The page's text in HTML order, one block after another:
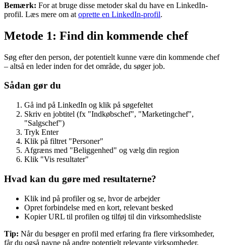
Bemærk: For at bruge disse metoder skal du have en LinkedIn-
profil. Læs mere om at oprette en LinkedIn-profil.
Metode 1: Find din kommende chef
Søg efter den person, der potentielt kunne være din kommende chef
– altså en leder inden for det område, du søger job.
Sådan gør du
Gå ind på LinkedIn og klik på søgefeltet
Skriv en jobtitel (fx "Indkøbschef", "Marketingchef",
"Salgschef")
Tryk Enter
Klik på filtret "Personer"
Afgræns med "Beliggenhed" og vælg din region
Klik "Vis resultater"
Hvad kan du gøre med resultaterne?
Klik ind på profiler og se, hvor de arbejder
Opret forbindelse med en kort, relevant besked
Kopier URL til profilen og tilføj til din virksomhedsliste
Tip: Når du besøger en profil med erfaring fra flere virksomheder,
får du også navne på andre potentielt relevante virksomheder.